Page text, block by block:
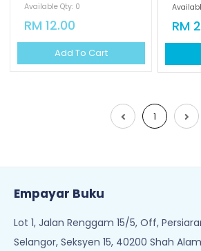
Available Qty: 0
RM 12.00
Add To Cart
RM
1
Empayar Buku
Lot 1, Jalan Renggam 15/5, Off,
Selangor, Seksyen 15, 40200 Shah